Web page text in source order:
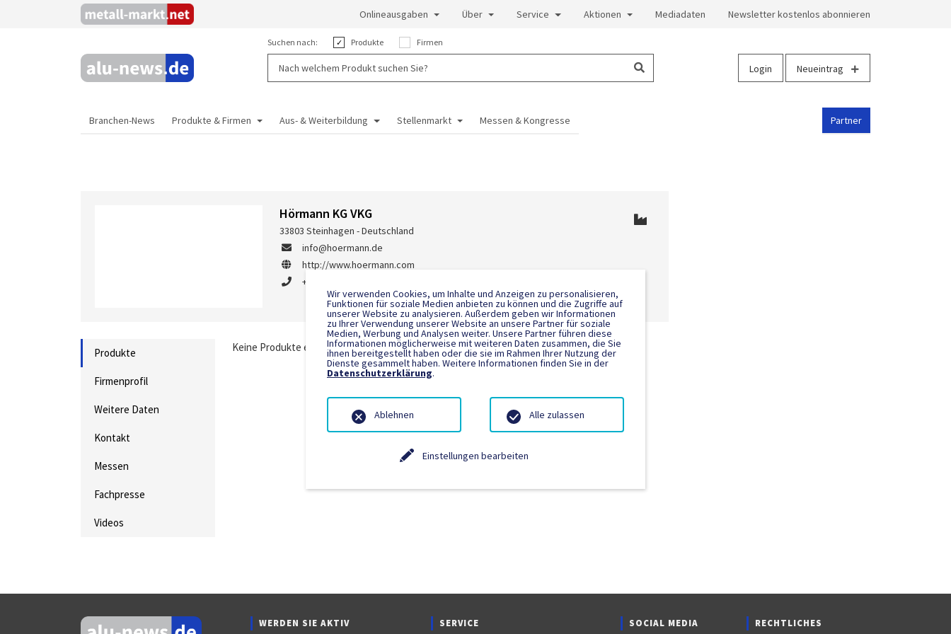
Onlineausgaben Über Service Aktionen Mediadaten Newsletter kostenlos abonnieren
Suchen nach: Produkte Firmen
Login Neueintrag
Branchen-News Produkte & Firmen Aus- & Weiterbildung Stellenmarkt Messen & Kongresse Partner
Hörmann KG VKG
33803 Steinhagen - Deutschland
info@hoermann.de
http://www.hoermann.com
+49-(0)5204-915-0
Produkte
Firmenprofil
Weitere Daten
Kontakt
Messen
Fachpresse
Videos
Keine Produkte eingetragen.
WERDEN SIE AKTIV SERVICE SOCIAL MEDIA RECHTLICHES
Wir verwenden Cookies, um Inhalte und Anzeigen zu personalisieren,
Funktionen für soziale Medien anbieten zu können und die Zugriffe auf
unserer Website zu analysieren. Außerdem geben wir Informationen
zu Ihrer Verwendung unserer Website an unsere Partner für soziale
Medien, Werbung und Analysen weiter. Unsere Partner führen diese
Informationen möglicherweise mit weiteren Daten zusammen, die Sie
ihnen bereitgestellt haben oder die sie im Rahmen Ihrer Nutzung der
Dienste gesammelt haben. Weitere Informationen finden Sie in der
Datenschutzerklärung.
Einstellungen bearbeiten
Ablehnen Alle zulassen